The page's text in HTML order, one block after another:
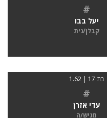
#
יעל בבו
קבלן/נית
בת 17 | 1.62
#
עדי אזרן
מגיש/ה